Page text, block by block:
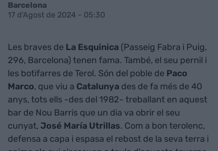
Barcelona
17 d'Agost de 2024 - 05:30
Les braves de La Esquinica (Passeig Fabra i Puig,
296, Barcelona) tenen fama. També, el seu pernil i
les botifarres de Terol. Són del poble de Paco
Marco, que viu a Catalunya des de fa més de 40
anys, tots ells -des del 1982- treballant en aquest
bar de Nou Barris que un dia va obrir el seu
cunyat, José María Utrillas. Com a bon terolenc,
defensa a capa i espasa el rebost de la seva terra i